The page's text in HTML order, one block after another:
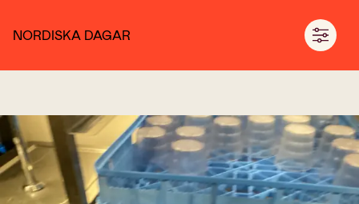
NORDISKA DAGAR